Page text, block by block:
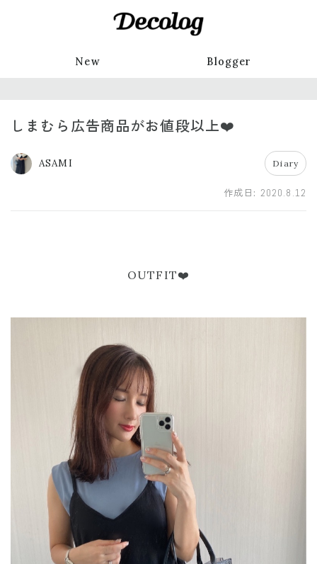
New Blogger
しまむら広告商品がお値段以上❤️
ASAMI Diary
作成日: 2020.8.12
OUTFIT❤️